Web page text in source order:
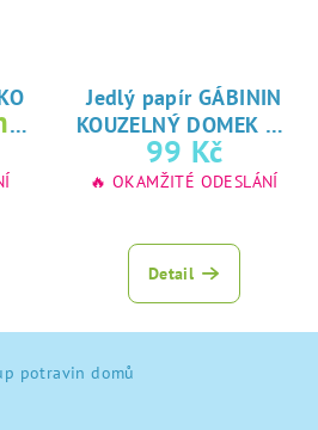
Jedlý papír GÁBININ
KOUZELNÝ DOMEK ★
oblíbený tisk na
jedlý papír
99 Kč
🔥 OKAMŽITÉ ODESLÁNÍ
Detail
potravin domů